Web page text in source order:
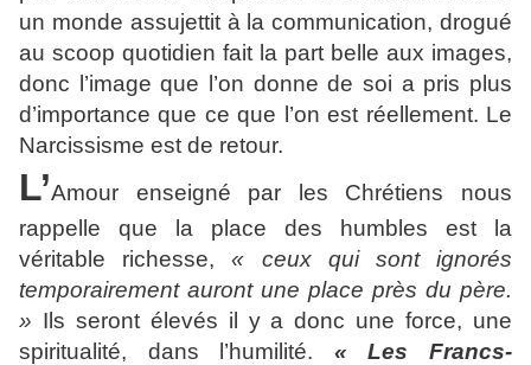
un monde assujettit à la communication, drogué
au scoop quotidien fait la part belle aux images,
donc l’image que l’on donne de soi a pris plus
d’importance que ce que l’on est réellement. Le
Narcissisme est de retour.
L’Amour enseigné par les Chrétiens nous
rappelle que la place des humbles est la
véritable richesse,« ceux qui sont ignorés
temporairement auront une place près du père.
» Ils seront élevés il y a donc une force, une
spiritualité, dans l’humilité. « Les Francs-